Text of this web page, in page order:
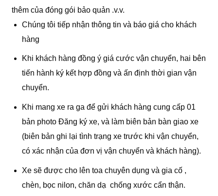
thêm của đóng gói bảo quản .v.v.
Chúng tôi tiếp nhận thông tin và báo giá cho khách
hàng
Khi khách hàng đồng ý giá cước vận chuyển, hai bên
tiến hành ký kết hợp đồng và ấn định thời gian vận
chuyển.
Khi mang xe ra ga để gửi khách hàng cung cấp 01
bản photo Đăng ký xe, và làm biên bản bàn giao xe
(biên bản ghi lại tình trạng xe trước khi vận chuyển,
có xác nhận của đơn vị vận chuyển và khách hàng).
Xe sẽ được cho lên toa chuyên dụng và gia cố ,
chèn, bọc nilon, chăn dạ chống xước cẩn thận.